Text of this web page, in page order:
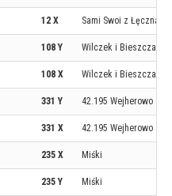
12 X Sami Swoi z Łęczna
108 Y Wilczek i
108 X Wilczek i
331 Y 42.195 Wejherowo
331 X 42.195 Wejherowo
235 X Miśki
235 Y Miśki